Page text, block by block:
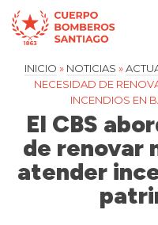
INICIO » NOTICIAS »
NECESIDAD DE
INCENDIOS EN
El CBS
de renovar
atender